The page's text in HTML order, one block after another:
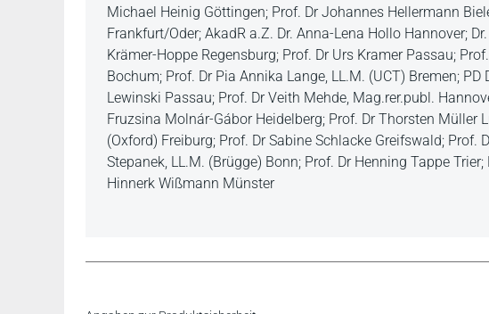
Michael Heinig Göttingen; Prof. Dr Johannes Hellermann
Frankfurt/Oder; AkadR a.Z. Dr. Anna-Lena Hollo Hannover;
Krämer-Hoppe Regensburg; Prof. Dr Urs Kramer Passau;
Bochum; Prof. Dr Pia Annika Lange, LL.M. (UCT) Bremen;
Lewinski Passau; Prof. Dr Veith Mehde, Mag.rer.publ.
Fruzsina Molnár-Gábor Heidelberg; Prof. Dr Thorsten Müller
(Oxford) Freiburg; Prof. Dr Sabine Schlacke Greifswald; Prof.
Stepanek, LL.M. (Brügge) Bonn; Prof. Dr Henning Tappe
Hinnerk Wißmann Münster